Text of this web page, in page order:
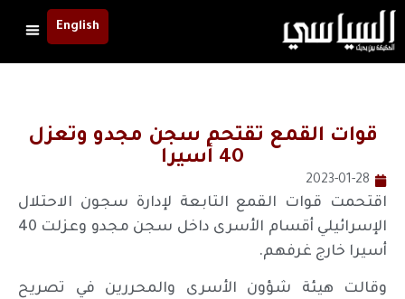
English
قوات القمع تقتحم سجن مجدو وتعزل
40 أسيرا
2023-01-28
اقتحمت قوات القمع التابعة لإدارة سجون الاحتلال
الإسرائيلي أقسام الأسرى داخل سجن مجدو وعزلت 40
أسيرا خارج غرفهم.
وقالت هيئة شؤون الأسرى والمحررين في تصريح